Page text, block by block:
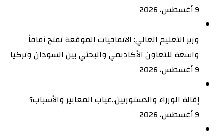
9 أغسطس، 2026
وزير التعليم العالي: الاتفاقيات الموقعة تفتح آفاقاً
واسعة للتعاون الأكاديمي والبحثي بين السودان وتركيا
9 أغسطس، 2026
إقالة الوزراء والدستوريين..غياب المعايير والأسباب؟
9 أغسطس، 2026